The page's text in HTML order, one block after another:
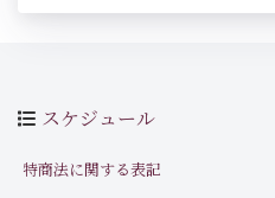
スケジュール
特商法に関する表記